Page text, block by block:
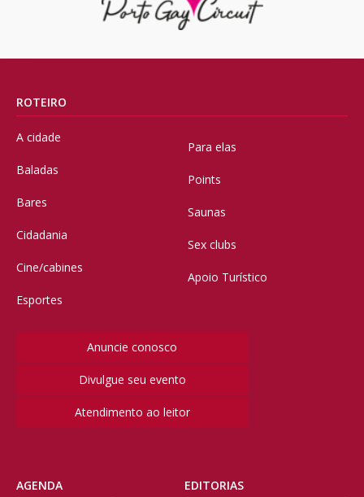
ROTEIRO
A cidade
Baladas
Bares
Cidadania
Cine/cabines
Esportes
Para elas
Points
Saunas
Sex clubs
Apoio Turístico
Anuncie conosco
Divulgue seu evento
Atendimento ao leitor
AGENDA EDITORIAS